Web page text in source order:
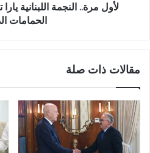
لأول مرة.. النجمة اللبنانية
الحمامات
مقالات ذات صلة